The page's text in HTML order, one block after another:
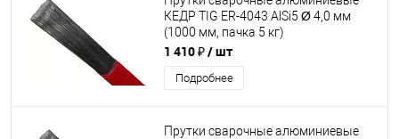
КЕДР TIG ER-4043 AlSi5 Ø 4,0 мм
(1000 мм, пачка 5 кг)
1 410 ₽/ шт
Подробнее
Прутки сварочные алюминиевые